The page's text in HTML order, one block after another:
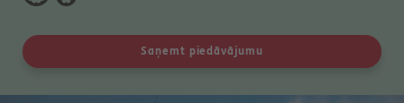
Saņemt piedāvājumu